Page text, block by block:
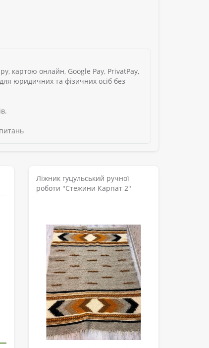
картою онлайн, Google Pay, PrivatPay,
юридичних та фізичних осіб без
Ліжник гуцульський ручної
роботи "Стежини Карпат 2"